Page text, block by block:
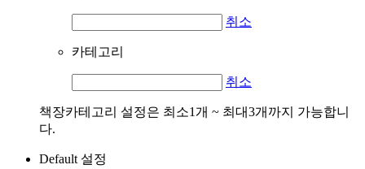
취소
카테고리
취소
책장카테고리 설정은 최소1개 ~ 최대3개까지 가능합니
다.
Default 설정